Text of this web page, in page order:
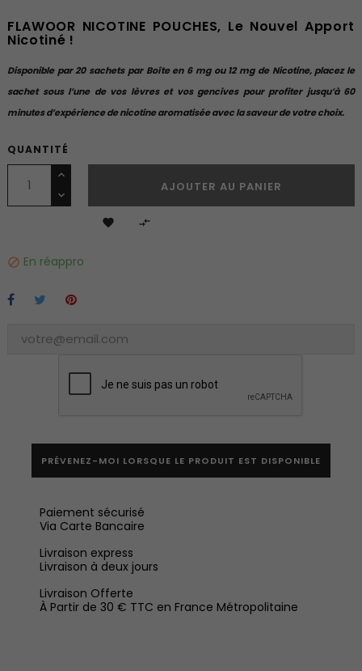
FLAWOOR NICOTINE POUCHES, Le Nouvel Apport
Nicotiné !
Disponible par 20 sachets par Boîte en 6 mg ou 12 mg de Nicotine, placez le
sachet sous l’une de vos lèvres et vos gencives pour profiter jusqu’à 60
minutes d’expérience de nicotine aromatisée avec la saveur de votre choix.
QUANTITÉ
AJOUTER AU PANIER
 
 En réappro
PRÉVENEZ-MOI LORSQUE LE PRODUIT EST DISPONIBLE
Paiement sécurisé
Via Carte Bancaire
Livraison express
Livraison à deux jours
Livraison Offerte
À Partir de 30 € TTC en France Métropolitaine